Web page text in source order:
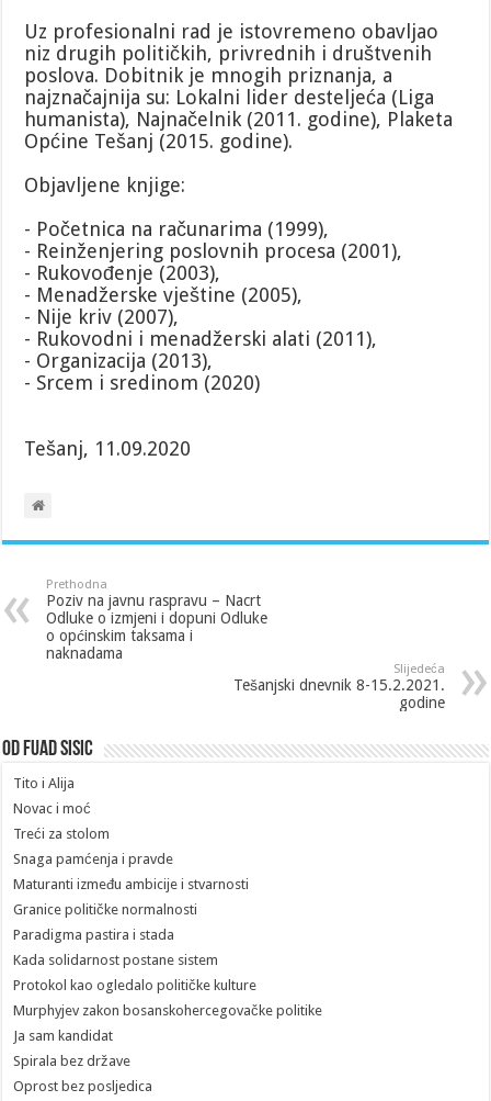
Uz profesionalni rad je istovremeno obavljao
niz drugih političkih, privrednih i društvenih
poslova. Dobitnik je mnogih priznanja, a
najznačajnija su: Lokalni lider desteljeća (Liga
humanista), Najnačelnik (2011. godine), Plaketa
Općine Tešanj (2015. godine).
Objavljene knjige:
- Početnica na računarima (1999),
- Reinženjering poslovnih procesa (2001),
- Rukovođenje (2003),
- Menadžerske vještine (2005),
- Nije kriv (2007),
- Rukovodni i menadžerski alati (2011),
- Organizacija (2013),
- Srcem i sredinom (2020)
Tešanj, 11.09.2020
Prethodna
Poziv na javnu raspravu – Nacrt
Odluke o izmjeni i dopuni Odluke
o općinskim taksama i
naknadama
Slijedeća
Tešanjski dnevnik 8-15.2.2021.
godine
Od Fuad Sisic
Tito i Alija
Novac i moć
Treći za stolom
Snaga pamćenja i pravde
Maturanti između ambicije i stvarnosti
Granice političke normalnosti
Paradigma pastira i stada
Kada solidarnost postane sistem
Protokol kao ogledalo političke kulture
Murphyjev zakon bosanskohercegovačke politike
Ja sam kandidat
Spirala bez države
Oprost bez posljedica